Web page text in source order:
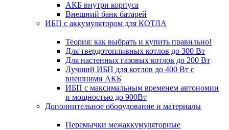
АКБ внутри корпуса
Внешний банк батарей
ИБП с аккумулятором для КОТЛА
Теория: как выбрать и купить правильно!
Для твердотопливных котлов до 300 Вт
Для настенных газовых котлов до 200 Вт
Лучший ИБП для котлов до 400 Вт с
внешними АКБ
ИБП с максимальным временем автономии
и мощностью до 900Вт
Дополнительное оборудование и материалы
Перемычки межаккумуляторные